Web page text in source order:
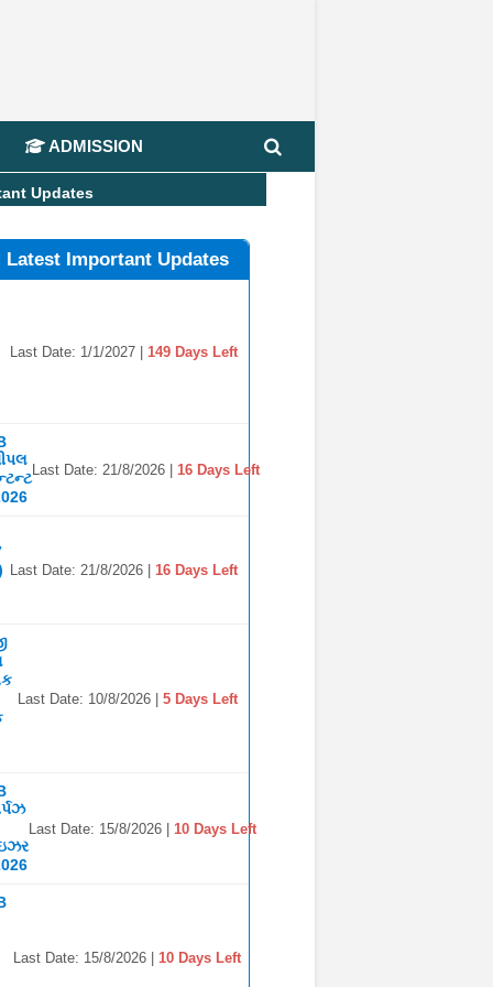
ADMISSION
Updates
Latest Important Updates
Last Date: 1/1/2027 | 149 Days Left
Last Date: 21/8/2026 |16 Days Left
Last Date: 21/8/2026 | 16 Days Left
Last Date: 10/8/2026 | 5 Days Left
Last Date: 15/8/2026 | 10 Days Left
Last Date: 15/8/2026 |10 Days Left